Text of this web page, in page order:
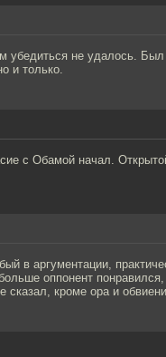
убедиться не удалось.
и только.
с Обамой начал.
в аргументации,
оппонент
сказал, кроме ора и